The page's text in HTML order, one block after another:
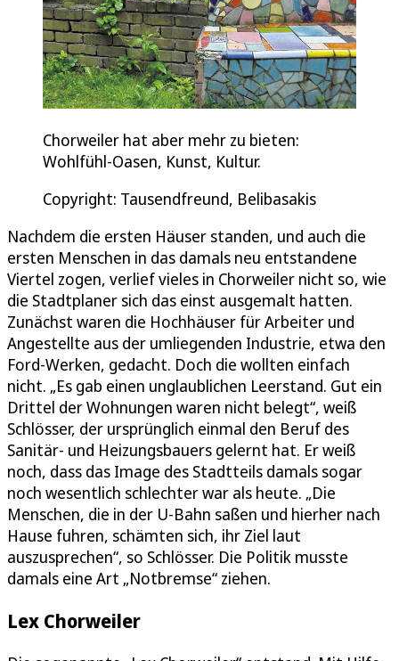
Chorweiler hat aber mehr zu bieten:
Wohlfühl-Oasen, Kunst, Kultur.
Copyright: Tausendfreund, Belibasakis
Nachdem die ersten Häuser standen, und auch die
ersten Menschen in das damals neu entstandene
Viertel zogen, verlief vieles in Chorweiler nicht so, wie
die Stadtplaner sich das einst ausgemalt hatten.
Zunächst waren die Hochhäuser für Arbeiter und
Angestellte aus der umliegenden Industrie, etwa den
Ford-Werken, gedacht. Doch die wollten einfach
nicht. „Es gab einen unglaublichen Leerstand. Gut ein
Drittel der Wohnungen waren nicht belegt“, weiß
Schlösser, der ursprünglich einmal den Beruf des
Sanitär- und Heizungsbauers gelernt hat. Er weiß
noch, dass das Image des Stadtteils damals sogar
noch wesentlich schlechter war als heute. „Die
Menschen, die in der U-Bahn saßen und hierher nach
Hause fuhren, schämten sich, ihr Ziel laut
auszusprechen“, so Schlösser. Die Politik musste
damals eine Art „Notbremse“ ziehen.
Lex Chorweiler